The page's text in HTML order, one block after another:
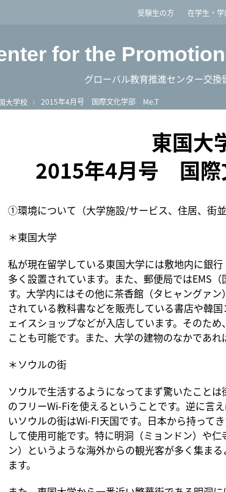
Unlimited受験生の方 在学生・
for the
グローバル教育推進センター交換
大学校 2015年4月号 国際文化学部 Me.T
東国大
2015年4月号 国
①環境について（大学施設/サービス、住居、街並
＊東国大学
私が現在留学している東国大学には敷地内に銀
多く設置されています。また、郵便局ではEMS
す。大学内にはその他に茶香館（タヒャングァ
されている教科書などを販売している書店や韓
ェイスショップなどが入店しています。そのた
ことも可能です。また、大学の建物のなかであれ
＊ソウルの街
ソウルで生活するようになってまず驚いたこと
のフリーWi-Fiを使えるということです。逆に言
いソウルの街はWi-FI天国です。日本から持って
して使用可能です。特に明洞（ミョンドン）や
ン）というような海外からの観光客が多く集ま
ます。